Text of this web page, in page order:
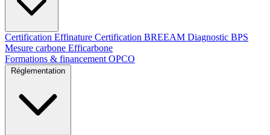
Certification Effinature Certification BREEAM Diagnostic BPS
Mesure carbone Efficarbone
Formations & financement OPCO
Réglementation